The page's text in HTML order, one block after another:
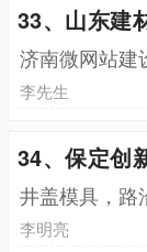
33、山东建
济南微网站建
李先生
34、保定创
井盖模具，路
李明亮